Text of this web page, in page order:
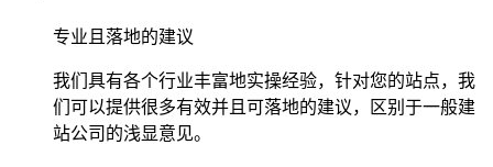
专业且落地的建议
我们具有各个行业丰富地实操经验，针对您的站点，我
们可以提供很多有效并且可落地的建议，区别于一般建
站公司的浅显意见。